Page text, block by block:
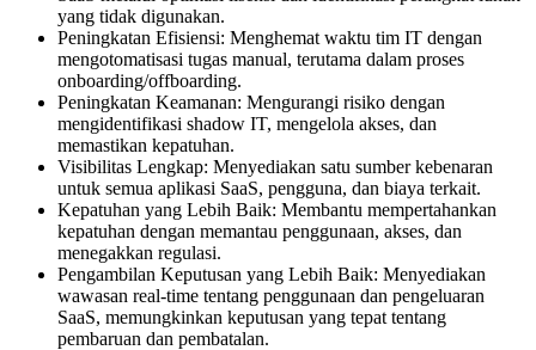
yang tidak digunakan.
Peningkatan Efisiensi: Menghemat waktu tim IT dengan
mengotomatisasi tugas manual, terutama dalam proses
onboarding/offboarding.
Peningkatan Keamanan: Mengurangi risiko dengan
mengidentifikasi shadow IT, mengelola akses, dan
memastikan kepatuhan.
Visibilitas Lengkap: Menyediakan satu sumber kebenaran
untuk semua aplikasi SaaS, pengguna, dan biaya terkait.
Kepatuhan yang Lebih Baik: Membantu mempertahankan
kepatuhan dengan memantau penggunaan, akses, dan
menegakkan regulasi.
Pengambilan Keputusan yang Lebih Baik: Menyediakan
wawasan real-time tentang penggunaan dan pengeluaran
SaaS, memungkinkan keputusan yang tepat tentang
pembaruan dan pembatalan.